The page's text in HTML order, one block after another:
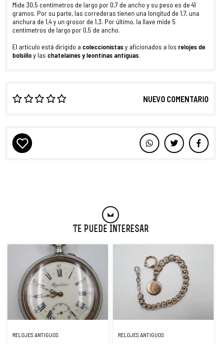
Mide 30,5 centímetros de largo por 0,7 de ancho y su peso es de 41
gramos. Por su parte, las correderas tienen una longitud de 1,7, una
anchura de 1,4 y un grosor de 1,3. Por último, la llave mide 5
centímetros de largo por 0,5 de ancho.
El artículo está dirigido a coleccionistasy aficionados a los relojes de
bolsilloy las chatelaines y leontinas antiguas.
NUEVO COMENTARIO
Te Puede Interesar
RELOJES ANTIGUOS RELOJES ANTIGUOS